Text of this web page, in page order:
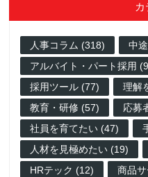
カ
人事コラム (318)
中
アルバイト・パート採用
採用ツール (77)
理解
教育・研修 (57)
応募
社員を育てたい (47)
人材を見極めたい (19)
HRテック (12)
商品